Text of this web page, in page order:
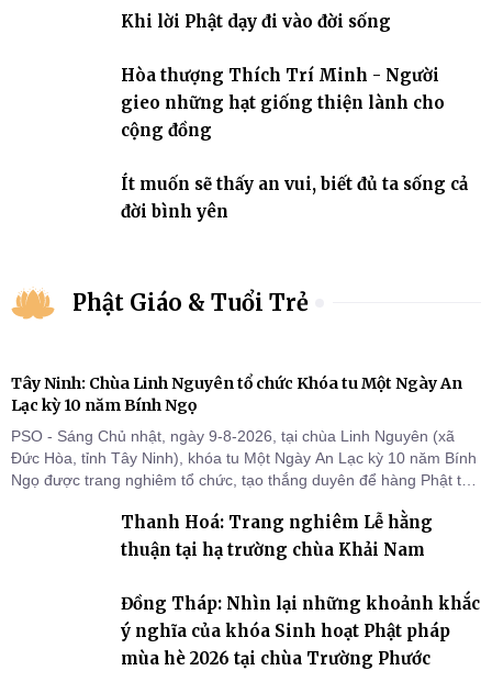
Khi lời Phật dạy đi vào đời sống
Hòa thượng Thích Trí Minh - Người
gieo những hạt giống thiện lành cho
cộng đồng
Ít muốn sẽ thấy an vui, biết đủ ta sống cả
đời bình yên
Phật Giáo & Tuổi Trẻ
Tây Ninh: Chùa Linh Nguyên tổ chức Khóa tu Một Ngày An
Lạc kỳ 10 năm Bính Ngọ
PSO - Sáng Chủ nhật, ngày 9-8-2026, tại chùa Linh Nguyên (xã
Đức Hòa, tỉnh Tây Ninh), khóa tu Một Ngày An Lạc kỳ 10 năm Bính
Ngọ được trang nghiêm tổ chức, tạo thắng duyên để hàng Phật tử
đời sống thiện lành.Thanh Hoá: Trang nghiêm Lễ hằng
thuận tại hạ trường chùa Khải Nam
Đồng Tháp: Nhìn lại những khoảnh khắc
ý nghĩa của khóa Sinh hoạt Phật pháp
mùa hè 2026 tại chùa Trường Phước